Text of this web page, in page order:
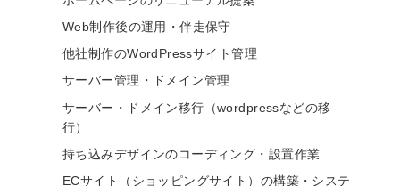
Web制作後の運用・伴走保守
他社制作のWordPressサイト管理
サーバー管理・ドメイン管理
サーバー・ドメイン移行（wordpressなどの移
行）
持ち込みデザインのコーディング・設置作業
ECサイト（ショッピングサイト）の構築・システ